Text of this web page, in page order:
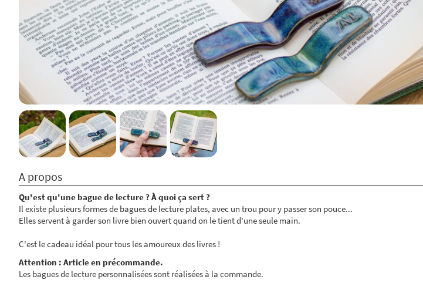
A propos
Qu'est qu'une bague de lecture ? À quoi ça sert ?
Il existe plusieurs formes de bagues de lecture plates, avec un trou pour y passer son pouce...
Elles servent à garder son livre bien ouvert quand on le tient d'une seule main.
C'est le cadeau idéal pour tous les amoureux des livres !
Attention : Article en précommande.
Les bagues de lecture personnalisées sont réalisées à la commande.